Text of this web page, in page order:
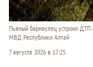
Пьяный барнаулец устроил ДТП
МВД Республики Алтай
7 августа 2026 в 17:25